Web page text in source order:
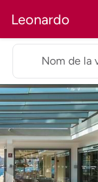
Leonardo
Nom de la